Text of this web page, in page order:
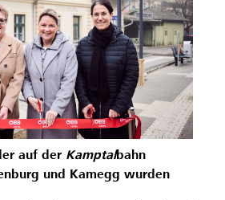
auf der Kamptalbahn
und Kamegg wurden